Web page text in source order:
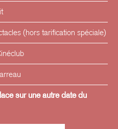
(hors tarification spéciale)
sur une autre date du